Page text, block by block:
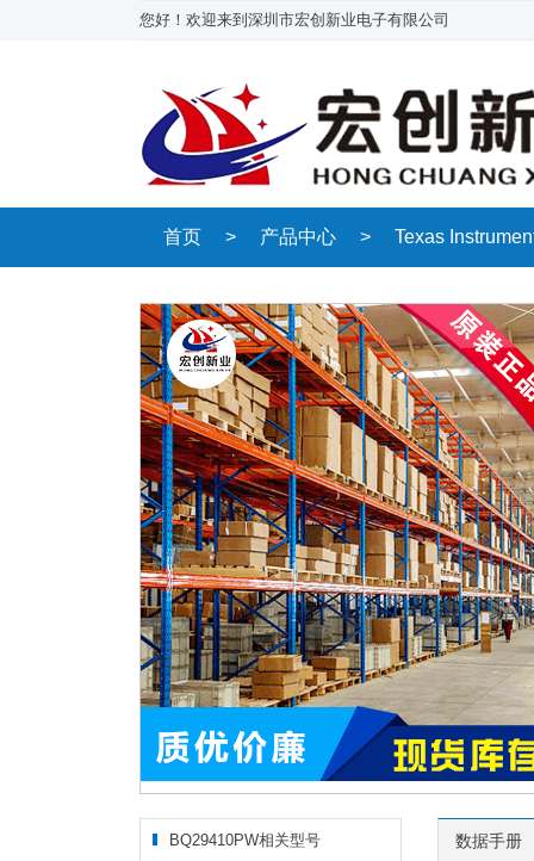
您好！欢迎来到深圳市宏创新业电子有限公司
首页 > 产品中心 > Texas
BQ29410PW相关型号 数据手册